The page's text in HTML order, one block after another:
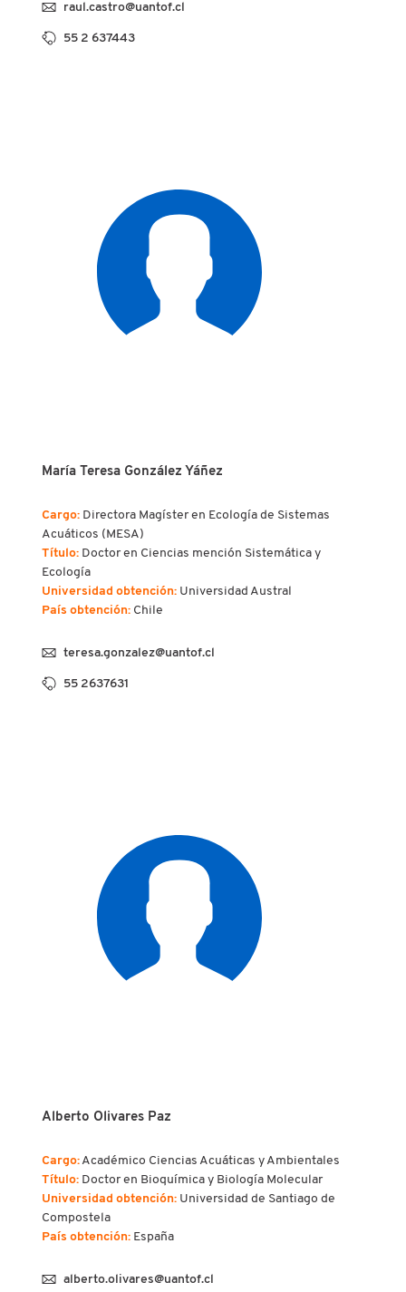
raul.castro@uantof.cl
55 2 637443
María Teresa González Yáñez
Cargo: Directora Magíster en Ecología de Sistemas
Acuáticos (MESA)
Título: Doctor en Ciencias mención Sistemática y
Ecología
Universidad obtención: Universidad Austral
País obtención: Chile
teresa.gonzalez@uantof.cl
55 2637631
Alberto Olivares Paz
Cargo: Académico Ciencias Acuáticas y Ambientales
Título: Doctor en Bioquímica y Biología Molecular
Universidad obtención: Universidad de Santiago de
Compostela
País obtención: España
alberto.olivares@uantof.cl